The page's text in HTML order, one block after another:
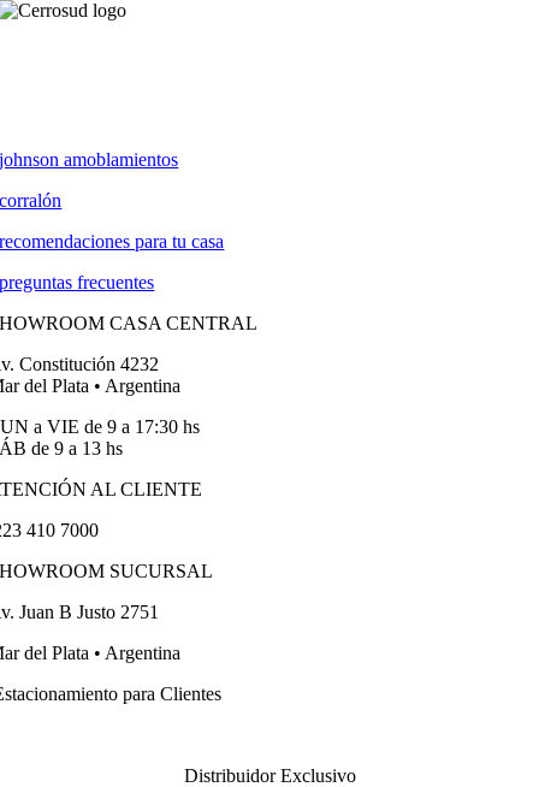
johnson amoblamientos
corralón
recomendaciones para tu casa
preguntas frecuentes
CASA CENTRAL
Constitución 4232
del Plata • Argentina
a VIE de 9 a 17:30 hs
de 9 a 13 hs
AL CLIENTE
410 7000
SUCURSAL
Juan B Justo 2751
del Plata • Argentina
para Clientes
Distribuidor Exclusivo